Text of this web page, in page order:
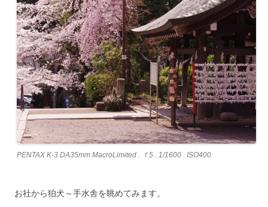
PENTAX K-3 DA35mm MacroLimited . ｆ5 . 1/1600 . ISO400
お社から狛犬～手水舎を眺めてみます。